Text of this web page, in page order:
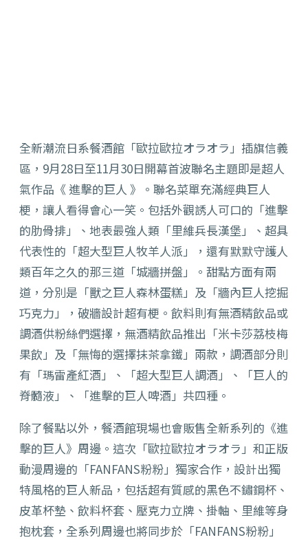
全新潮流日系餐酒館「歐拉歐拉オラオラ」插旗信義
區，9月28日至11月30日開幕首波聯名主題即是超人
氣作品《 進擊的巨人 》。聯名菜單充滿經典巨人
梗，讓人看得會心一笑。包括外觀誘人可口的「進擊
的肋骨排」、地表最強人類「里維兵長漢堡」、超具
代表性的「超大型巨人牧羊人派」， 還有默默守護人
類百年之久的那三道「城牆拼盤」。 甜點方面有兩
道，分別是「獸之巨人森林蛋糕」及「牆內巨人挖掘
巧克力」，破牆設計超有梗。 飲料則有無酒精飲品或
調酒供粉絲們選擇，無酒精飲品推出「米卡莎荔枝梅
果飲」及「無悔的選擇抹茶拿鐵」兩款， 調酒部分則
有「瑪雷產紅酒」、「超大型巨人調酒」、「巨人的
脊髓液」、「進擊的巨人啤酒」共四種。
除了餐點以外，餐酒館現場也會販售全新系列的《進
擊的巨人》周邊。這次「歐拉歐拉オラオラ」和正版
動漫周邊的「FANFANS粉粉」 獨家合作，設計出獨
特風格的巨人新品， 包括超有質感的黑色不鏽鋼杯、
皮革杯墊、飲料杯套、壓克力立牌、掛軸、里維等身
抱枕套，全系列周邊也將同步於「FANFANS粉粉」